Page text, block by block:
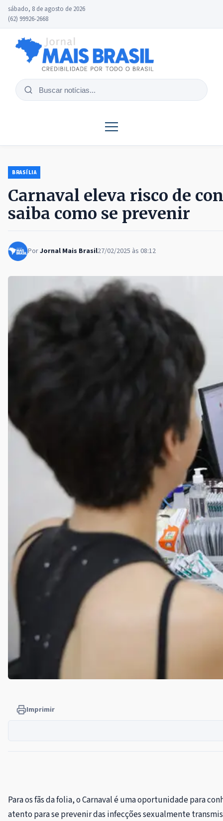
sábado, 8 de agosto de 2026
(62) 99926-2668
Buscar
BRASÍLIA
Carnaval eleva risco de
saiba como se prevenir
PorJornal Mais Brasil27/02/2025 às 08:12
Imprimir
Para os fãs da folia, o Carnaval é uma oportunidade para
atento para se prevenir das infecções sexualmente